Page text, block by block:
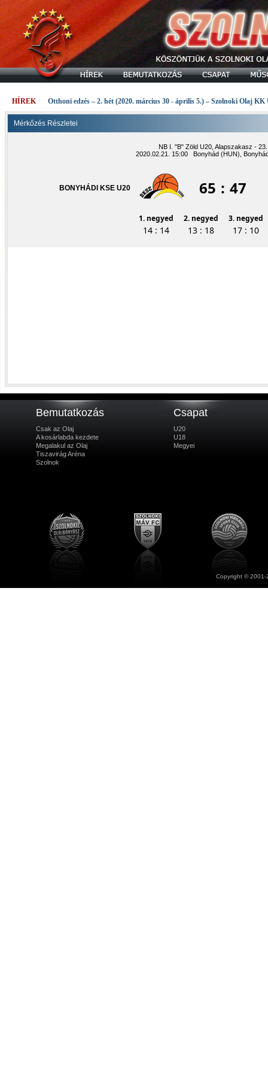
HÍREK Otthoni edzés – 2. hét (2020. március 30 - április 5.) – Szolnoki Olaj KK
Mérkőzés Részletei
NB I. "B" Zöld U20, Alapszakasz -
2020.02.21. 15:00 Bonyhád (HUN),
BONYHÁDI KSE U20 65 : 47
1. negyed 2. negyed 3. negyed
14 : 14 13 : 18 17 : 10
Bemutatkozás
Csak az Olaj
A kosárlabda kezdete
Megalakul az Olaj
Tiszavirág Aréna
Szolnok
Csapat
U20
U18
Megyei
Copyright ©